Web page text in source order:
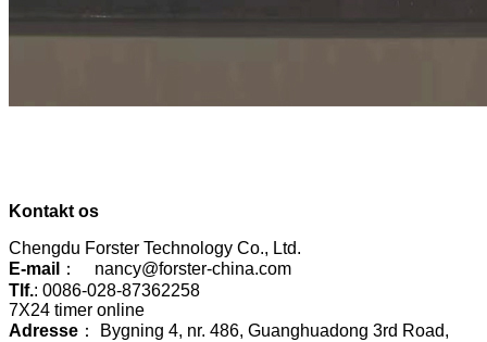
Kontakt os
Chengdu Forster Technology Co., Ltd.
E-mail
： nancy@forster-china.com
Tlf.: 0086-028-87362258
7X24 timer online
Adresse ： Bygning 4, nr. 486, Guanghuadong 3rd Road,